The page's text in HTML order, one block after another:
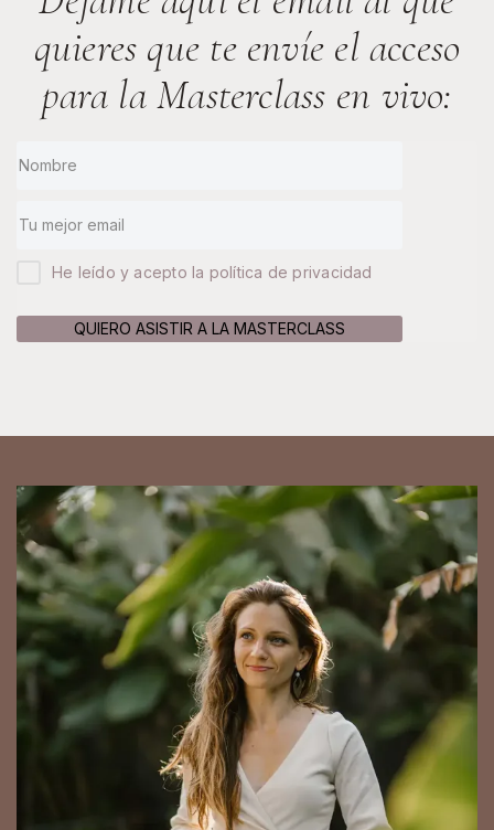
quieres que te envíe el acceso
para la Masterclass en vivo:
He leído y acepto la política de privacidad
QUIERO ASISTIR A LA MASTERCLASS